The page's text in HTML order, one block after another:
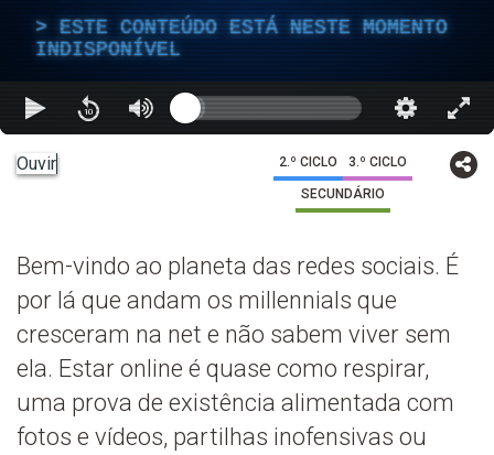
ESTE CONTEÚDO ESTÁ NESTE MOMENTO
INDISPONÍVEL
Ouvir 2.º CICLO 3.º CICLO
SECUNDÁRIO
Bem-vindo ao planeta das redes sociais. É
por lá que andam os millennials que
cresceram na net e não sabem viver sem
ela. Estar online é quase como respirar,
uma prova de existência alimentada com
fotos e vídeos, partilhas inofensivas ou